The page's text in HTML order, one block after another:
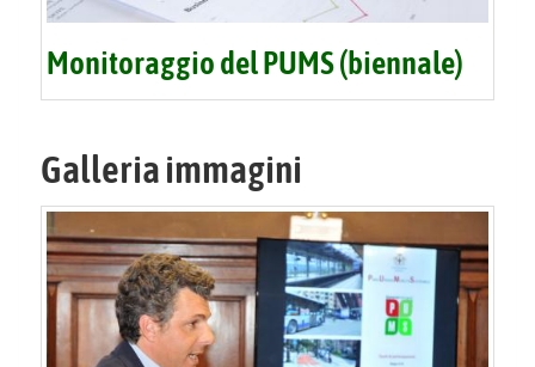
Monitoraggio del PUMS (biennale)
Galleria immagini